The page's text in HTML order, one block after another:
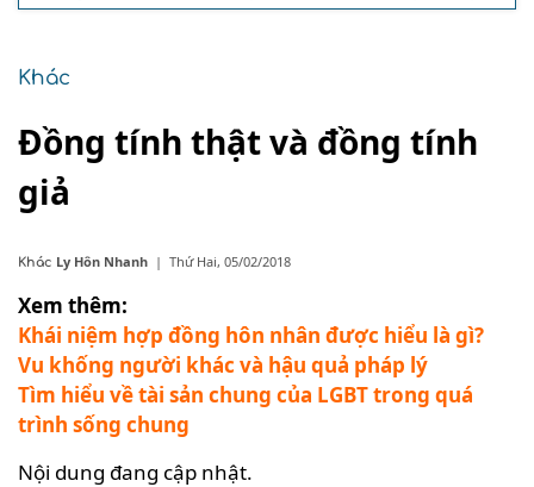
Khác
Đồng tính thật và đồng tính
giả
Khác Ly Hôn Nhanh | Thứ Hai, 05/02/2018
Xem thêm:
Khái niệm hợp đồng hôn nhân được hiểu là gì?
Vu khống người khác và hậu quả pháp lý
Tìm hiểu về tài sản chung của LGBT trong quá
trình sống chung
Nội dung đang cập nhật.